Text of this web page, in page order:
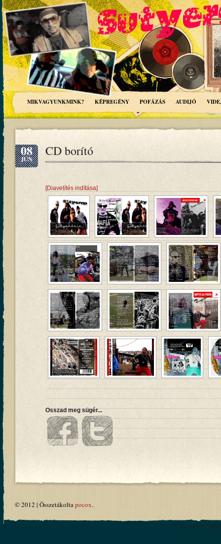
MIKVAGYUNKMINK? KÉPREGÉNY POFÁZÁS AUDIJÓ
08
JÚN
CD borító
[Diavetítés indítása]
Osszad meg sügér...
© 2012 | Összetákoltapocox.
Content